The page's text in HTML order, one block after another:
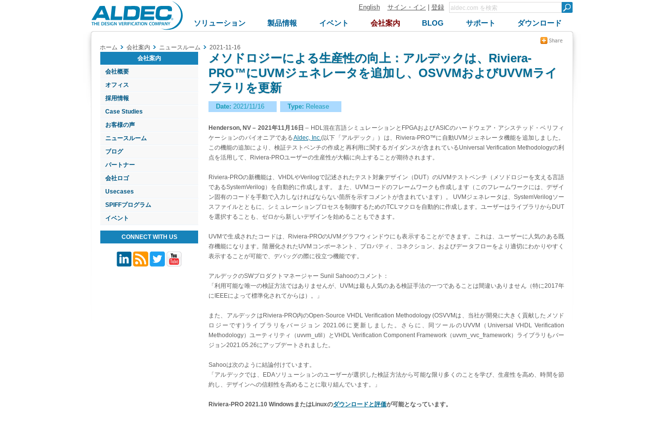
Aldec
Logo
English サイン・イン 登録
ソリューション 製品情報 イベント 会社案内 BLOG サポート ダウンロード
ホーム 会社案内 ニュースルーム
2021-11-16
会社案内
会社概要
オフィス
採用情報
Case Studies
お客様の声
ニュースルーム
ブログ
パートナー
会社ロゴ
Usecases
SPIFFプログラム
イベント
CONNECT WITH US
メソドロジーによる生産性の向上：アルデックは、Riviera-
PRO™にUVMジェネレータを追加し、OSVVMおよびUVVMライ
ブラリを更新
Date: 2021/11/16 Type: Release
Henderson, NV – 2021年11月16日 – HDL混在言語シミュレーションとFPGAおよびASICのハードウェア・アシステッド・ベリフィ
ケーションのパイオニアであるAldec, Inc.(以下「アルデック」）は、Riviera-PRO™に自動UVMジェネレータ機能を追加しました。
この機能の追加により、検証テストベンチの作成と再利用に関するガイダンスが含まれているUniversal Verification Methodologyの利
点を活用して、Riviera-PROユーザーの生産性が大幅に向上することが期待されます。
Riviera-PROの新機能は、VHDLやVerilogで記述されたテスト対象デザイン（DUT）のUVMテストベンチ（メソドロジーを支える言語
であるSystemVerilog）を自動的に作成します。 また、UVMコードのフレームワークも作成します（このフレームワークには、デザイ
ン固有のコードを手動で入力しなければならない箇所を示すコメントが含まれています）。 UVMジェネレータは、SystemVerilogソー
スファイルとともに、シミュレーションプロセスを制御するためのTCLマクロを自動的に作成します。ユーザーはライブラリからDUT
を選択することも、ゼロから新しいデザインを始めることもできます。
UVMで生成されたコードは、Riviera-PROのUVMグラフウィンドウにも表示することができます。これは、ユーザーに人気のある既
存機能になります。階層化されたUVMコンポーネント、プロパティ、コネクション、およびデータフローをより適切にわかりやすく
表示することが可能で、デバッグの際に役立つ機能です。
アルデックのSWプロダクトマネージャー Sunil Sahooのコメント：
「利用可能な唯一の検証方法ではありませんが、UVMは最も人気のある検証手法の一つであることは間違いありません（特に2017年
にIEEEによって標準化されてからは）。」
また、アルデックはRiviera-PRO内のOpen-Source VHDL Verification Methodology (OSVVMは、当社が開発に大きく貢献したメソド
ロジーです)ライブラリをバージョン 2021.06に更新しました。さらに、同ツールのUVVM（Universal VHDL Verification
Methodology）ユーティリティ（uvvm_util）とVHDL Verification Component Framework（uvvm_vvc_framework）ライブラリもバー
ジョン2021.05.26にアップデートされました。
Sahooは次のように結論付けています。
「アルデックでは、EDAソリューションのユーザーが選択した検証方法から可能な限り多くのことを学び、生産性を高め、時間を節
約し、デザインへの信頼性を高めることに取り組んでいます。」
Riviera-PRO 2021.10 WindowsまたはLinuxのダウンロードと評価が可能となっています。